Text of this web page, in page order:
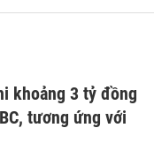
khoảng 3 tỷ đồng
tương ứng với